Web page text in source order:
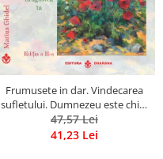
Frumusete in dar. Vindecarea
sufletului. Dumnezeu este chiar
dragostea ta. Editia a 2-a
47,57 Lei
41,23 Lei